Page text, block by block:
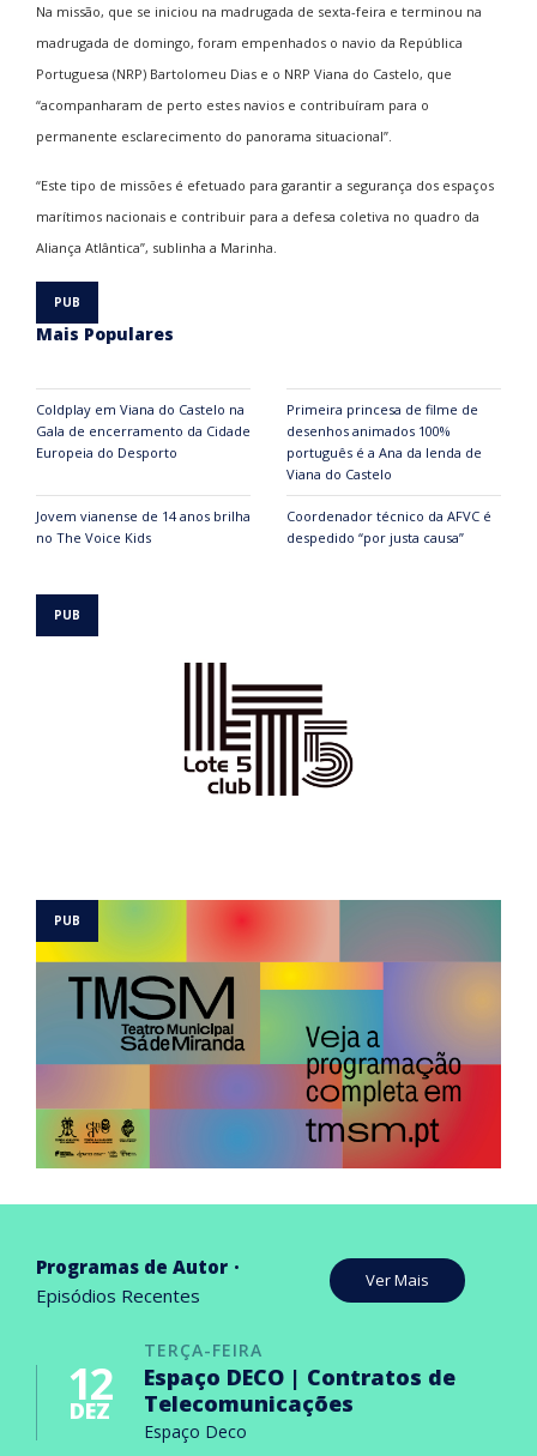
Na missão, que se iniciou na madrugada de sexta-feira e terminou na
madrugada de domingo, foram empenhados o navio da República
Portuguesa (NRP) Bartolomeu Dias e o NRP Viana do Castelo, que
“acompanharam de perto estes navios e contribuíram para o
permanente esclarecimento do panorama situacional”.
“Este tipo de missões é efetuado para garantir a segurança dos espaços
marítimos nacionais e contribuir para a defesa coletiva no quadro da
Aliança Atlântica”, sublinha a Marinha.
Mais Populares
Coldplay em Viana do Castelo na
Gala de encerramento da Cidade
Europeia do Desporto
Primeira princesa de filme de
desenhos animados 100%
português é a Ana da lenda de
Viana do Castelo
Jovem vianense de 14 anos brilha
no The Voice Kids
Coordenador técnico da AFVC é
despedido “por justa causa”
Programas de Autor
Episódios Recentes
Ver Mais
TERÇA-FEIRA
12
DEZ
Espaço DECO | Contratos de
Telecomunicações
Espaço Deco